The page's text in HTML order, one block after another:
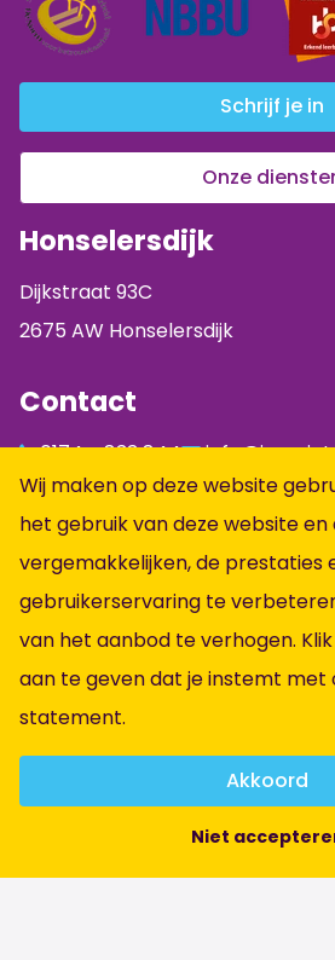
Schrijf je in
Onze
Honselersdijk
Dijkstraat 93C
2675 AW Honselersdijk
Contact
0174 - 833 844
Facebook
Instagram
LinkedIn
Informatie
Alle vacatures
Vacatures per vakgebied
Over ons
Contact
Algemene voorwaarden
Privacybeleid
Wij maken op deze website
het gebruik van deze website
vergemakkelijken, de prestaties
gebruikerservaring te
van het aanbod te verhogen.
aan te geven dat je instemt met
statement.
Akkoord
Niet